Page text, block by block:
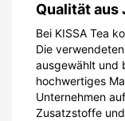
Qualität aus
Bei KISSA Tea
Die
ausgewählt und
hochwertiges
Unternehmen
Zusatzstoffe